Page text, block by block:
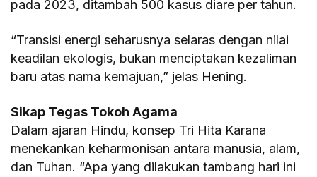
pada 2023, ditambah 500 kasus diare per tahun.
“Transisi energi seharusnya selaras dengan nilai
keadilan ekologis, bukan menciptakan kezaliman
baru atas nama kemajuan,” jelas Hening.
Sikap Tegas Tokoh Agama
Dalam ajaran Hindu, konsep Tri Hita Karana
menekankan keharmonisan antara manusia, alam,
dan Tuhan. “Apa yang dilakukan tambang hari ini